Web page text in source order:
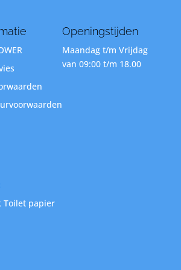
Openingstijden
Maandag t/m Vrijdag
van 09:00 t/m 18.00
Toilet papier